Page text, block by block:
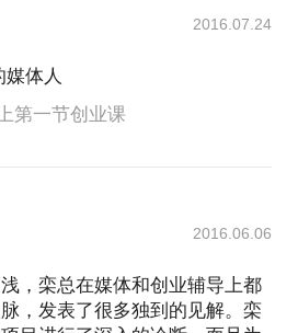
2016.07.24
体人
第一节创业课
2016.06.06
，栾总在媒体和创业辅导上都
，发表了很多独到的见解。栾